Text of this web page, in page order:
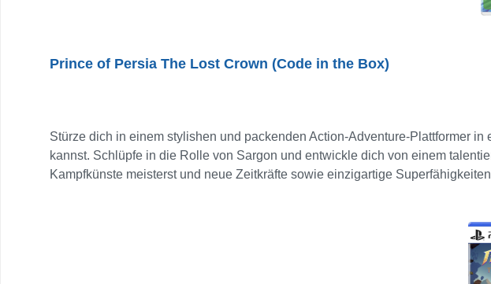
Prince of Persia The Lost Crown (Code in the Box)
Stürze dich in einem stylishen und packenden Action-Adventure-Plattformer
kannst. Schlüpfe in die Rolle von Sargon und entwickle dich von einem
Kampfkünste meisterst und neue Zeitkräfte sowie einzigartige
verschiedene, detailreiche Biome – jedes mit seiner eigenen Identität und
fesselnde und originelle Geschichte in einer fantastischen Welt der
und Quests abzuschließen, damit du mehr über diesen verfluchten Ort lernst.